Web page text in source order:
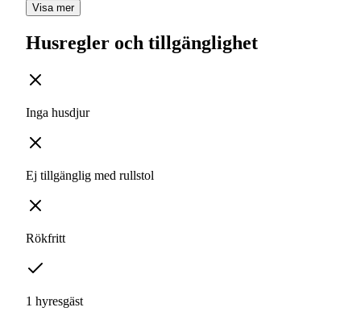
Visa mer
Husregler och tillgänglighet
Inga husdjur
Ej tillgänglig med rullstol
Rökfritt
1 hyresgäst